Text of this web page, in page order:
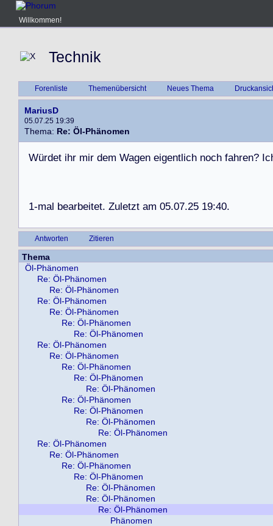
Willkommen!
Technik
Forenliste Themenübersicht Neues Thema
MariusD
05.07.25 19:39
Thema: Re: Öl-Phänomen
Würdet ihr mir dem Wagen eigentlich noch fahren? Ic
1-mal bearbeitet. Zuletzt am 05.07.25 19:40.
Antworten Zitieren
Thema
Öl-Phänomen
Re: Öl-Phänomen
Re: Öl-Phänomen
Re: Öl-Phänomen
Re: Öl-Phänomen
Re: Öl-Phänomen
Re: Öl-Phänomen
Re: Öl-Phänomen
Re: Öl-Phänomen
Re: Öl-Phänomen
Re: Öl-Phänomen
Re: Öl-Phänomen
Re: Öl-Phänomen
Re: Öl-Phänomen
Re: Öl-Phänomen
Re: Öl-Phänomen
Re: Öl-Phänomen
Re: Öl-Phänomen
Re: Öl-Phänomen
Re: Öl-Phänomen
Re: Öl-Phänomen
Re: Öl-Phänomen
Re: Öl-Phänomen
Phänomen